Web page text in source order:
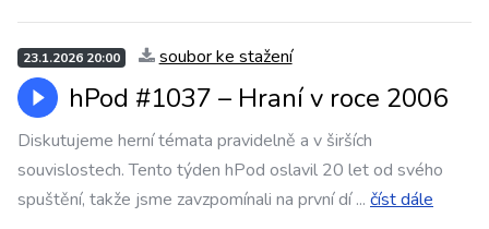
23.1.2026 20:00 soubor ke stažení
hPod #1037 – ⁠⁠⁠⁠⁠⁠Hraní v roce 2006
Diskutujeme herní témata pravidelně a v širších
souvislostech. Tento týden hPod oslavil 20 let od svého
spuštění, takže jsme zavzpomínali na první dí... číst dále